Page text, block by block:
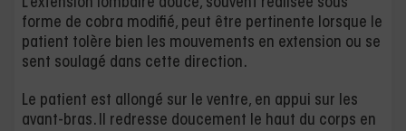
L’extension lombaire douce, souvent réalisée sous
forme de cobra modifié, peut être pertinente lorsque le
patient tolère bien les mouvements en extension ou se
sent soulagé dans cette direction.
Le patient est allongé sur le ventre, en appui sur les
avant-bras. Il redresse doucement le haut du corps en